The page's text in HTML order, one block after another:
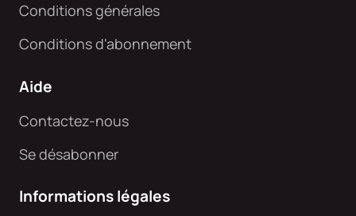
Conditions générales
Conditions d'abonnement
Aide
Contactez-nous
Se désabonner
Informations légales